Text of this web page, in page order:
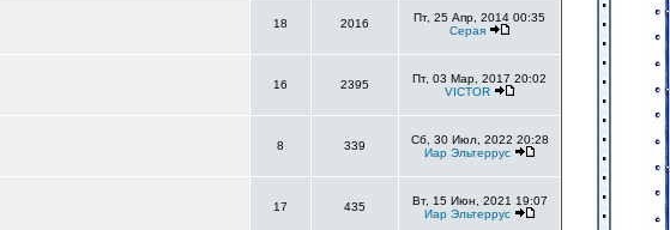
18 2016
Пт, 25 Апр, 2014 00:35
Серая
16 2395
Пт, 03 Мар, 2017 20:02
VICTOR
8 339
Сб, 30 Июл, 2022 20:28
Иар Эльтеррус
17 435
Вт, 15 Июн, 2021 19:07
Иар Эльтеррус